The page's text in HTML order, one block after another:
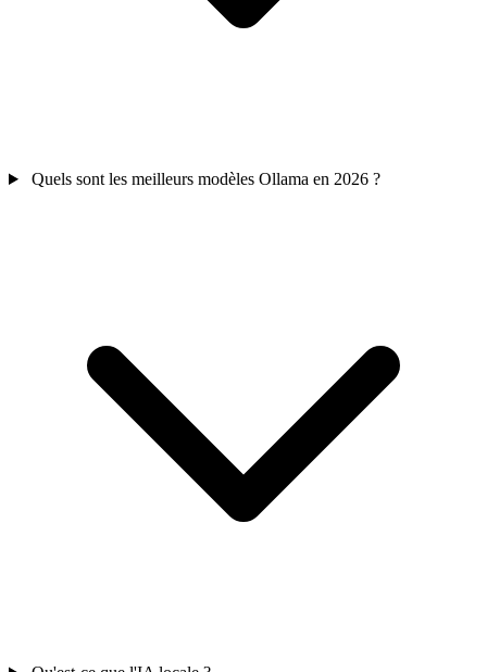
Quels sont les meilleurs modèles Ollama en 2026 ?